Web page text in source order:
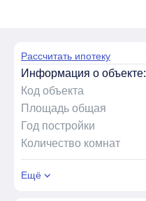
Рассчитать ипотеку
Информация о объекте:
Код объекта
Площадь общая
Год постройки
Количество комнат
Ещё